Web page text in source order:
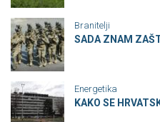
Branitelji
SADA ZNAM
Energetika
KAKO SE